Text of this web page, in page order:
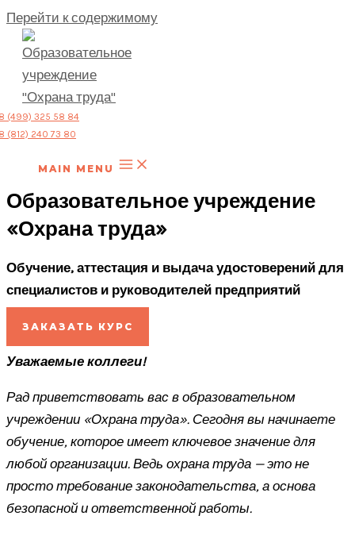
Перейти к содержимому
(499) 325 58 84
(812) 240 73 80
MAIN MENU
Образовательное учреждение
«Охрана труда»
Обучение, аттестация и выдача удостоверений для
специалистов и руководителей предприятий
ЗАКАЗАТЬ КУРС
Уважаемые коллеги!
Рад приветствовать вас в образовательном
учреждении «Охрана труда». Сегодня вы начинаете
обучение, которое имеет ключевое значение для
любой организации. Ведь охрана труда — это не
просто требование законодательства, а основа
безопасной и ответственной работы.